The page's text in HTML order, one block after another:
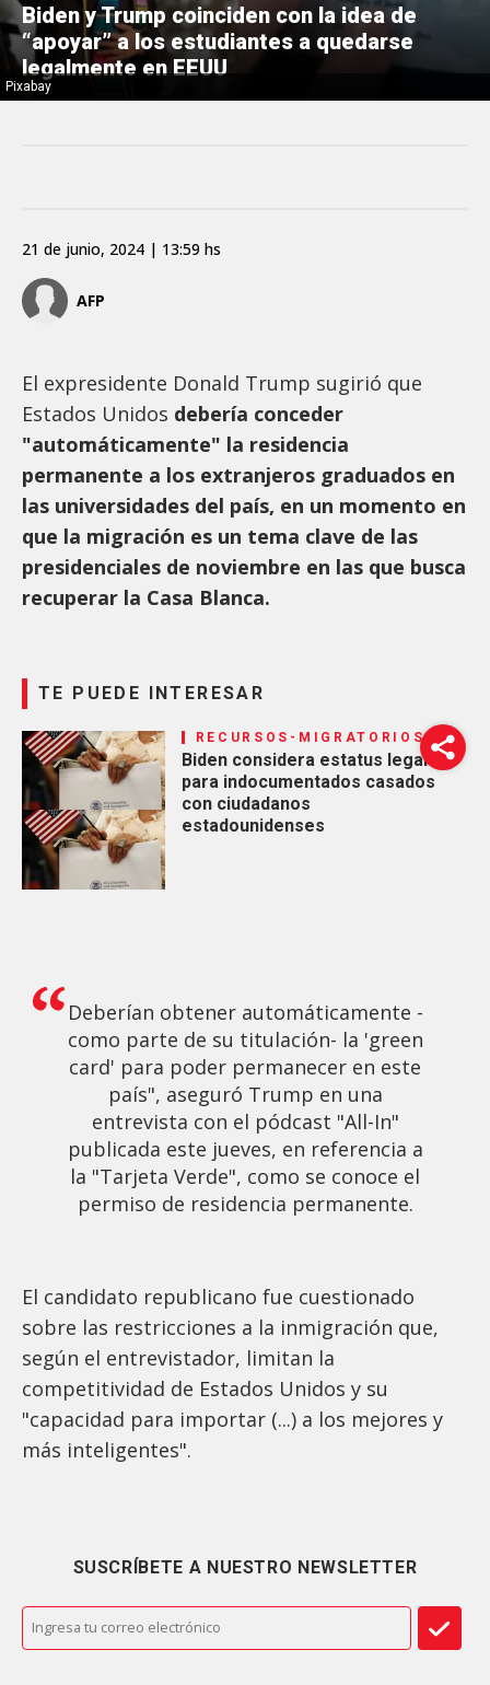
Pixabay
Biden y Trump coinciden con la idea de
“apoyar” a los estudiantes a quedarse
legalmente en EEUU
AFP
21 de junio, 2024 | 13:59 hs
El expresidente Donald Trump sugirió que
Estados Unidos debería conceder
"automáticamente" la residencia
permanente a los extranjeros graduados en
las universidades del país, en un momento en
que la migración es un tema clave de las
presidenciales de noviembre en las que busca
recuperar la Casa Blanca.
TE PUEDE INTERESAR
RECURSOS-MIGRATORIOS
Biden considera estatus legal
para indocumentados casados
con ciudadanos
estadounidenses
Deberían obtener automáticamente -
como parte de su titulación- la 'green
card' para poder permanecer en este
país", aseguró Trump en una
entrevista con el pódcast "All-In"
publicada este jueves, en referencia a
la "Tarjeta Verde", como se conoce el
permiso de residencia permanente.
El candidato republicano fue cuestionado
sobre las restricciones a la inmigración que,
según el entrevistador, limitan la
competitividad de Estados Unidos y su
"capacidad para importar (...) a los mejores y
más inteligentes".
SUSCRÍBETE A NUESTRO NEWSLETTER